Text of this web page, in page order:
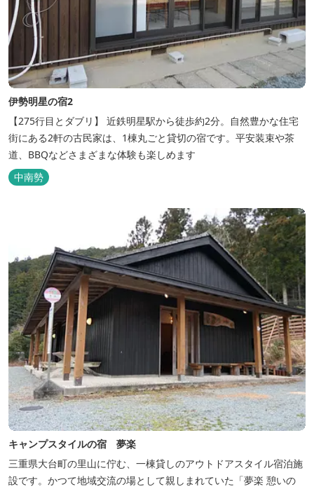
伊勢明星の宿2
【275行目とダブリ】 近鉄明星駅から徒歩約2分。自然豊かな住宅
街にある2軒の古民家は、1棟丸ごと貸切の宿です。平安装束や茶
道、BBQなどさまざまな体験も楽しめます
中南勢
キャンプスタイルの宿 夢楽
三重県大台町の里山に佇む、一棟貸しのアウトドアスタイル宿泊施
設です。かつて地域交流の場として親しまれていた「夢楽 憩いの